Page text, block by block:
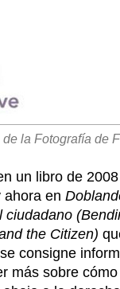
la Fotografía de
un libro de
ahora en
the Citizen)
consigne
más sobre